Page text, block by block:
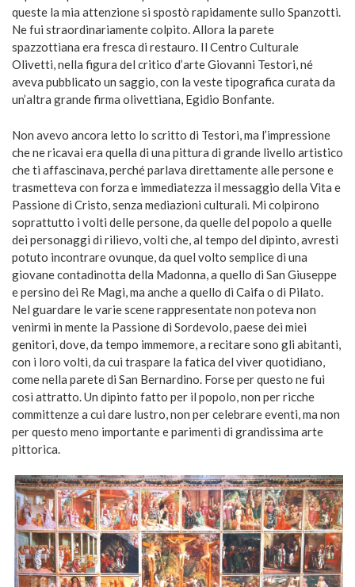
queste la mia attenzione si spostò rapidamente sullo Spanzotti.
Ne fui straordinariamente colpito. Allora la parete
spazzottiana era fresca di restauro. Il Centro Culturale
Olivetti, nella figura del critico d’arte Giovanni Testori, né
aveva pubblicato un saggio, con la veste tipografica curata da
un’altra grande firma olivettiana, Egidio Bonfante.
Non avevo ancora letto lo scritto di Testori, ma l’impressione
che ne ricavai era quella di una pittura di grande livello artistico
che ti affascinava, perché parlava direttamente alle persone e
trasmetteva con forza e immediatezza il messaggio della Vita e
Passione di Cristo, senza mediazioni culturali. Mi colpirono
soprattutto i volti delle persone, da quelle del popolo a quelle
dei personaggi di rilievo, volti che, al tempo del dipinto, avresti
potuto incontrare ovunque, da quel volto semplice di una
giovane contadinotta della Madonna, a quello di San Giuseppe
e persino dei Re Magi, ma anche a quello di Caifa o di Pilato.
Nel guardare le varie scene rappresentate non poteva non
venirmi in mente la Passione di Sordevolo, paese dei miei
genitori, dove, da tempo immemore, a recitare sono gli abitanti,
con i loro volti, da cui traspare la fatica del viver quotidiano,
come nella parete di San Bernardino. Forse per questo ne fui
così attratto. Un dipinto fatto per il popolo, non per ricche
committenze a cui dare lustro, non per celebrare eventi, ma non
per questo meno importante e parimenti di grandissima arte
pittorica.